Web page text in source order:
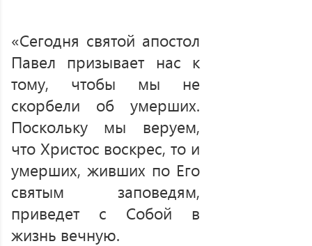
«Сегодня святой апостол
Павел призывает нас к
тому, чтобы мы не
скорбели об умерших.
Поскольку мы веруем,
что Христос воскрес, то и
умерших, живших по Его
святым заповедям,
приведет с Собой в
жизнь вечную.